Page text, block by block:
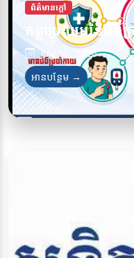
ព័ត៌មានក្តៅ
កត្តាប្រឈមនៃជំងឺ
July 30, 2026
អានបន្ថែម →
ការពារខ្លួនអ្នក
ស្កាត់ជំងឺគ្រុនឈាម
July 28, 2026
អានបន្ថែម →